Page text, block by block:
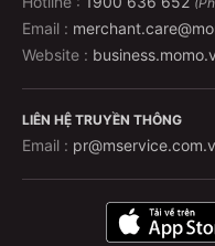
Email :
Website :
LIÊN HỆ TRUYỀN THÔNG
Email :